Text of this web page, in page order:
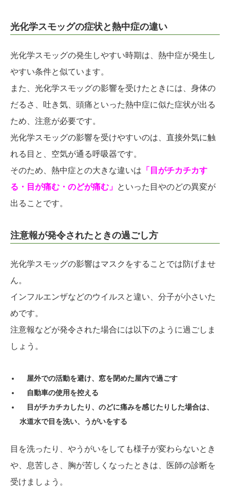
光化学スモッグの症状と熱中症の違い
光化学スモッグの発生しやすい時期は、熱中症が発生し
やすい条件と似ています。
また、光化学スモッグの影響を受けたときには、身体の
だるさ、吐き気、頭痛といった熱中症に似た症状が出る
ため、注意が必要です。
光化学スモッグの影響を受けやすいのは、直接外気に触
れる目と、空気が通る呼吸器です。
そのため、熱中症との大きな違いは 「目がチカチカす
る・目が痛む・のどが痛む」 といった目やのどの異変が
出ることです。
注意報が発令されたときの過ごし方
光化学スモッグの影響はマスクをすることでは防げませ
ん。
インフルエンザなどのウイルスと違い、分子が小さいた
めです。
注意報などが発令された場合には以下のように過ごしま
しょう。
屋外での活動を避け、窓を閉めた屋内で過ごす
自動車の使用を控える
目がチカチカしたり、のどに痛みを感じたりした場合は、
水道水で目を洗い、うがいをする
目を洗ったり、やうがいをしても様子が変わらないとき
や、息苦しさ、胸が苦しくなったときは、医師の診断を
受けましょう。